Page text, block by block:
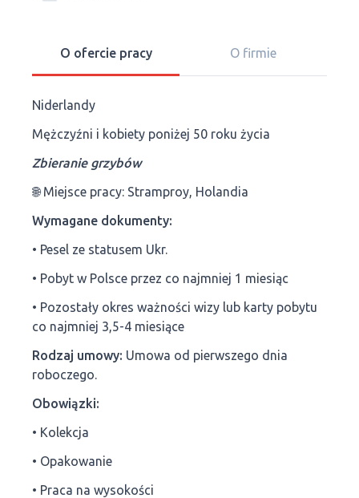
O ofercie pracy O firmie
Niderlandy
Mężczyźni i kobiety poniżej 50 roku życia
Zbieranie grzybów
🌐 Miejsce pracy: Stramproy, Holandia
Wymagane dokumenty:
• Pesel ze statusem Ukr.
• Pobyt w Polsce przez co najmniej 1 miesiąc
• Pozostały okres ważności wizy lub karty pobytu
co najmniej 3,5-4 miesiące
Rodzaj umowy: Umowa od pierwszego dnia
roboczego.
Obowiązki:
• Kolekcja
• Opakowanie
• Praca na wysokości